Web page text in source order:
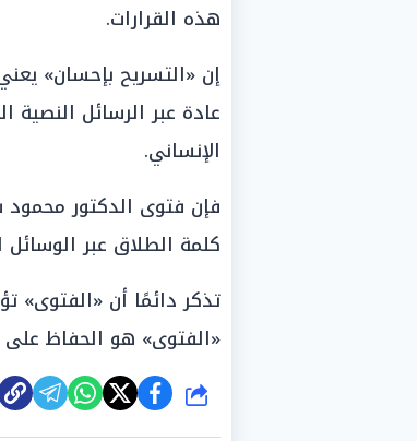
هذه القرارات.
إن «التسريح بإحسان»
عادة عبر الرسائل
الإنساني.
فإن فتوى الدكتور
كلمة الطلاق عبر الوسائل
تذكر دائمًا أن «الفتوى»
«الفتوى» هو الحفاظ على
شارك